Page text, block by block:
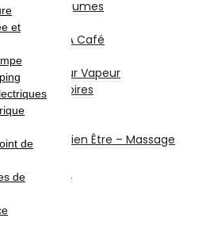
/ Légumes
Et Moulin À Café
– Nettoyeur Vapeur
& Accessoires
– Bien Être – Massage
bain
et
de
de